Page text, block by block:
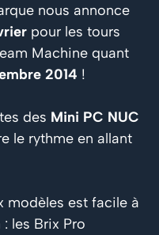
nous annonce
pour les tours
Machine quant
2014 !
des Mini PC NUC
le rythme en allant
modèles est facile à
les Brix Pro